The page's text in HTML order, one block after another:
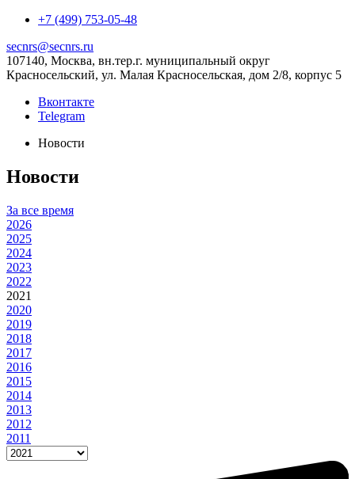
+7 (499) 753-05-48
secnrs@secnrs.ru
107140, Москва, вн.тер.г. муниципальный округ
Красносельский, ул. Малая Красносельская, дом 2/8, корпус 5
Вконтакте
Telegram
Новости
Новости
За все время
2026
2025
2024
2023
2022
2021
2020
2019
2018
2017
2016
2015
2014
2013
2012
2011